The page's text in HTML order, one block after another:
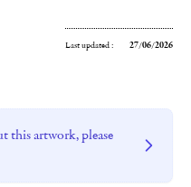
Last updated : 27/06/2026
this artwork, please